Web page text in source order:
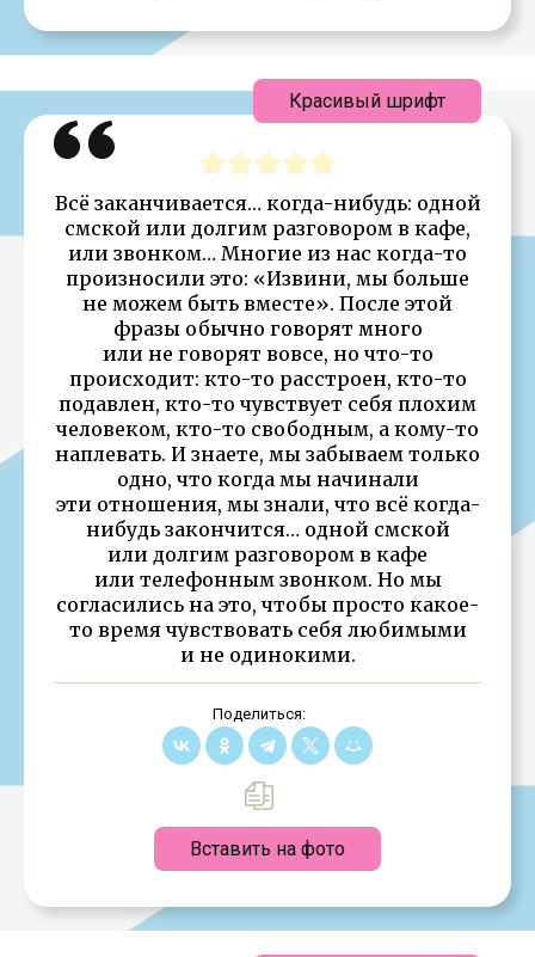
Всё заканчивается… когда-нибудь: одной
смской или долгим разговором в кафе,
или звонком… Многие из нас когда-то
произносили это: «Извини, мы больше
не можем быть вместе». После этой
фразы обычно говорят много
или не говорят вовсе, но что-то
происходит: кто-то расстроен, кто-то
подавлен, кто-то чувствует себя плохим
человеком, кто-то свободным, а кому-то
наплевать. И знаете, мы забываем только
одно, что когда мы начинали
эти отношения, мы знали, что всё когда-
нибудь закончится… одной смской
или долгим разговором в кафе
или телефонным звонком. Но мы
согласились на это, чтобы просто какое-
то время чувствовать себя любимыми
и не одинокими.
Поделиться:
Вставить на фото
Красивый шрифт